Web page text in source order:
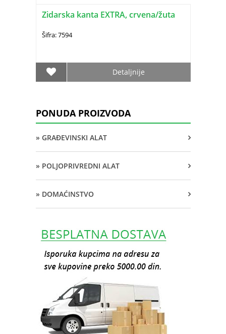
Zidarska kanta EXTRA, crvena/žuta
Šifra: 7594
Detaljnije
PONUDA PROIZVODA
» GRAĐEVINSKI ALAT
» POLJOPRIVREDNI ALAT
» DOMAĆINSTVO